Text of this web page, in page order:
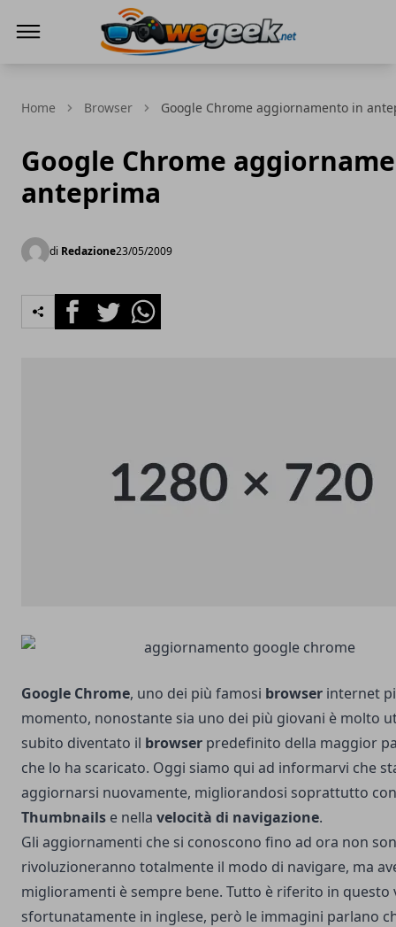
Home Browser Google Chrome aggiornamento in
Google Chrome
anteprima
di Redazione23/05/2009
FacebookTwitterWhatsapp
Google Chrome, uno dei più famosi browser internet
momento, nonostante sia uno dei più giovani è molto
subito diventato il browser predefinito della maggior
che lo ha scaricato. Oggi siamo qui ad informarvi che
aggiornarsi nuovamente, migliorandosi soprattutto
Thumbnails e nella velocità di navigazione.
Gli aggiornamenti che si conoscono fino ad ora non
rivoluzioneranno totalmente il modo di navigare, ma
miglioramenti è sempre bene. Tutto è riferito in questo
sfortunatamente in inglese, però le immagini parlano